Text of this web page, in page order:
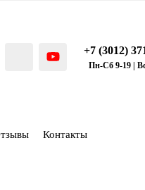
+7 (3012)
Пн-Сб 9-19 |
Контакты